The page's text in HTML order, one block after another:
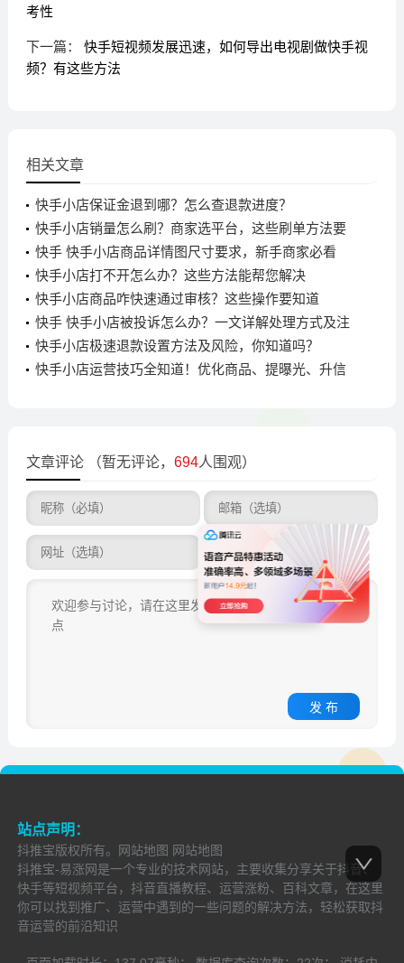
考性
下一篇： 快手短视频发展迅速，如何导出电视剧做快手视
频？有这些方法
相关文章
快手小店保证金退到哪？怎么查退款进度？
快手小店销量怎么刷？商家选平台，这些刷单方法要
注意
快手 快手小店商品详情图尺寸要求，新手商家必看
快手小店打不开怎么办？这些方法能帮您解决
快手小店商品咋快速通过审核？这些操作要知道
快手 快手小店被投诉怎么办？一文详解处理方式及注
意事项
快手小店极速退款设置方法及风险，你知道吗？
快手小店运营技巧全知道！优化商品、提曝光、升信
文章评论 （暂无评论， 694人围观）
发 布
站点声明：
抖推宝版权所有。 网站地图 网站地图
抖推宝-易涨网是一个专业的技术网站，主要收集分享关于抖音、
快手等短视频平台，抖音直播教程、运营涨粉、百科文章，在这里
你可以找到推广、运营中遇到的一些问题的解决方法，轻松获取抖
音运营的前沿知识